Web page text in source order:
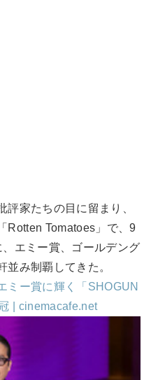
評家たちの目に留まり、
Rotten Tomatoes」で、9
エミー賞、ゴールデング
並み制覇してきた。
ミー賞に輝く「SHOGUN
| cinemacafe.net